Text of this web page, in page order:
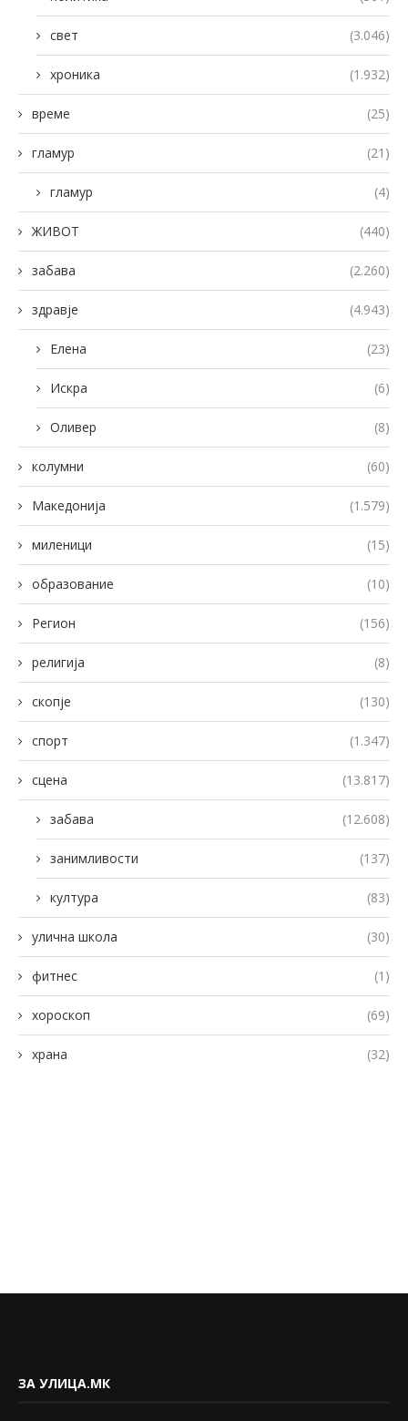
свет (3.046)
хроника (1.932)
време (25)
гламур (21)
гламур (4)
ЖИВОТ (440)
забава (2.260)
здравје (4.943)
Елена (23)
Искра (6)
Оливер (8)
колумни (60)
Македонија (1.579)
миленици (15)
образование (10)
Регион (156)
религија (8)
скопје (130)
спорт (1.347)
сцена (13.817)
забава (12.608)
занимливости (137)
култура (83)
улична школа (30)
фитнес (1)
хороскоп (69)
храна (32)
ЗА УЛИЦА.МК